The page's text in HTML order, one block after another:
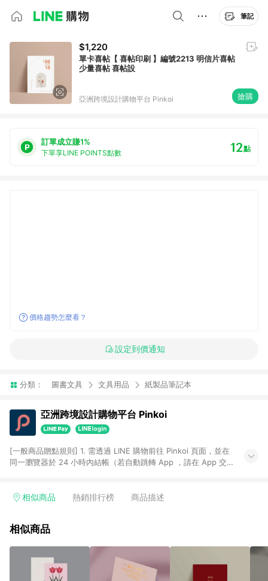
筆記
$1,220
單卡喜帖【 喜帖印刷 】編號2213 明信片喜帖
少量喜帖 喜帖設
亞洲跨境設計購物平台 Pinkoi 搶購
訂單成立賺1%
下單享LINE POINTS點數 12點
價格趨勢怎麼看？
設定到價通知
分類： 圖書文具 文具用品 紙製品筆記本
亞洲跨境設計購物平台 Pinkoi
[一般商品贈點規則] 1. 需透過 LINE 購物前往 Pinkoi 頁面，並在
同一瀏覽器於 24 小時內結帳（若自動跳轉 App ，請在 App 交
回饋訂單不得享有 Pinkoi 站方優惠，例如首購優惠，P coins，
行為，不具贈點資格，部分退款不在此限。 6. APP 請更新至
運費，攤位費等不具贈點資格。 9. LINE 購物站上之商品規格、
顏色、價位、贈品如與 Pinkoi 商品資訊頁及購物車不符，以
相似商品 熱銷排行榜 商品描述
相似商品